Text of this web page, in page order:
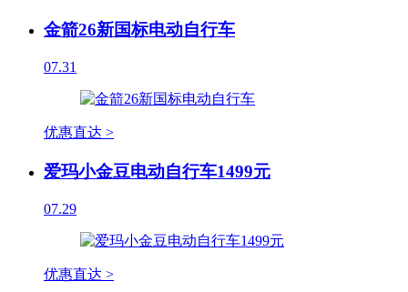
金箭26新国标电动自行车
07.31
优惠直达 >
爱玛小金豆电动自行车1499元
07.29
优惠直达 >